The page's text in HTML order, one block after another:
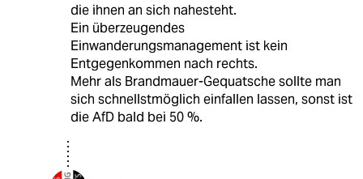
die ihnen an sich nahesteht.
Ein überzeugendes
Einwanderungsmanagement ist kein
Entgegenkommen nach rechts.
Mehr als Brandmauer-Gequatsche sollte man
sich schnellstmöglich einfallen lassen, sonst ist
die AfD bald bei 50 %.